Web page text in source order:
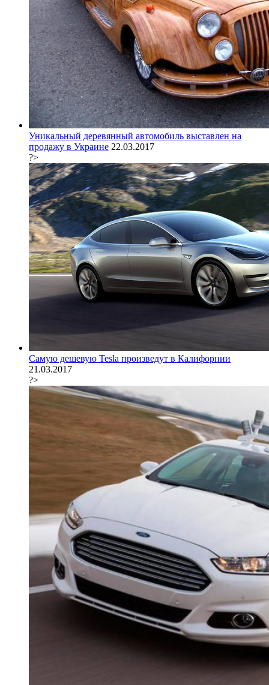
Уникальный деревянный автомобиль выставлен на
продажу в Украине 22.03.2017
?>
Самую дешевую Tesla произведут в Калифорнии
21.03.2017
?>